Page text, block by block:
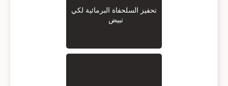
تحفيز السلحفاة البرمائية لكي
تبيض